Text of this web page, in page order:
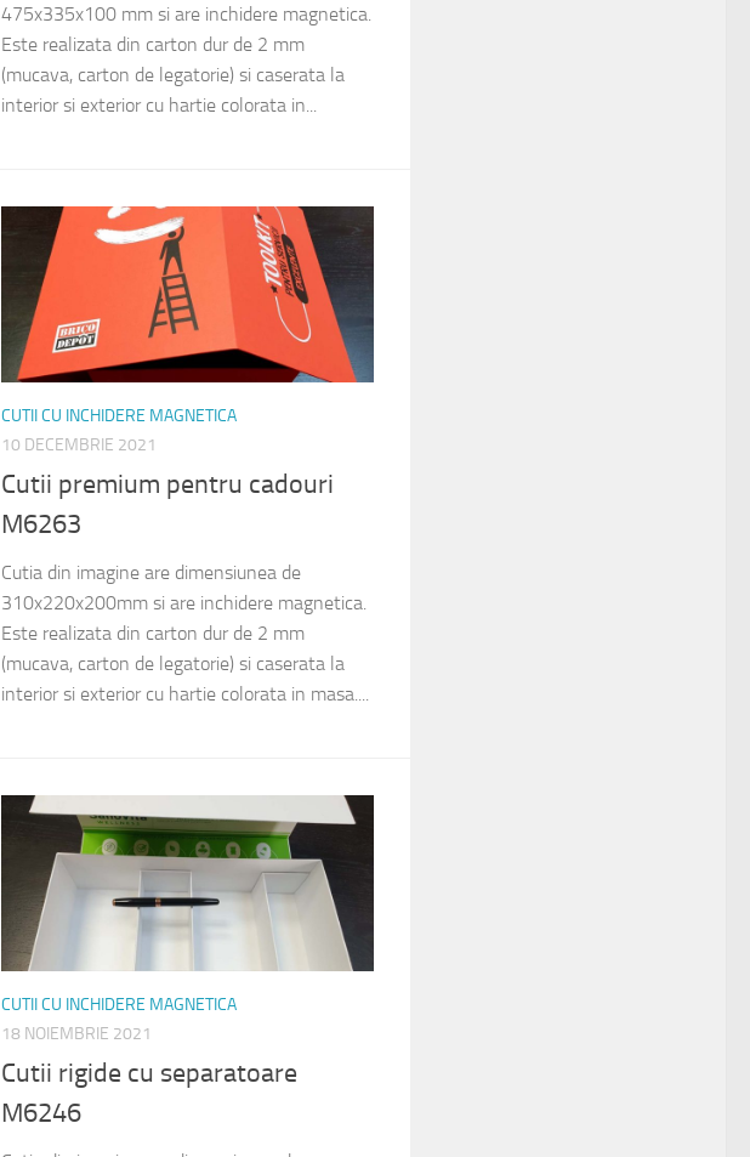
475x335x100 mm si are inchidere magnetica.
Este realizata din carton dur de 2 mm
(mucava, carton de legatorie) si caserata la
interior si exterior cu hartie colorata in...
CUTII CU INCHIDERE MAGNETICA
10 DECEMBRIE 2021
Cutii premium pentru cadouri
M6263
Cutia din imagine are dimensiunea de
310x220x200mm si are inchidere magnetica.
Este realizata din carton dur de 2 mm
(mucava, carton de legatorie) si caserata la
interior si exterior cu hartie colorata in masa....
CUTII CU INCHIDERE MAGNETICA
18 NOIEMBRIE 2021
Cutii rigide cu separatoare
M6246